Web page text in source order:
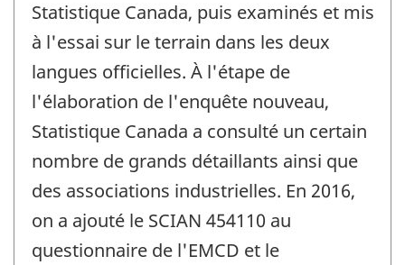
Statistique Canada, puis examinés et mis
à l'essai sur le terrain dans les deux
langues officielles. À l'étape de
l'élaboration de l'enquête nouveau,
Statistique Canada a consulté un certain
nombre de grands détaillants ainsi que
des associations industrielles. En 2016,
on a ajouté le SCIAN 454110 au
questionnaire de l'EMCD et le